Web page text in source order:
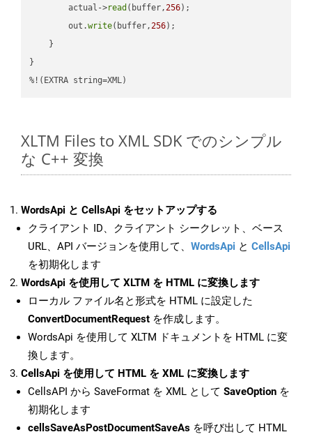
        actual->
read (buffer,256);
        out.
write(buffer,256);
    }
}
%!(EXTRA string=XML)
XLTM Files to XML SDK でのシンプル
な C++ 変換
WordsApi と CellsApi をセットアップする
クライアント ID、クライアント シークレット、ベース
URL、API バージョンを使用して、 WordsApi と CellsApi
を初期化します
WordsApi を使用して XLTM を HTML に変換します
ローカル ファイル名と形式を HTML に設定した
ConvertDocumentRequest を作成します。
WordsApi を使用して XLTM ドキュメントを HTML に変
換します。
CellsApi を使用して HTML を XML に変換します
CellsAPI から SaveFormat を XML として SaveOption を
初期化します
cellsSaveAsPostDocumentSaveAs を呼び出して HTML